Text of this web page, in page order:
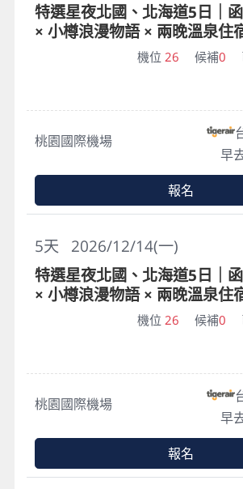
特選星夜北國、北海道5日｜
× 小樽浪漫物語 × 兩晚溫泉住
機位 26 候補0
桃園國際機場
早
報名
2026/12/14(一)
5天
特選星夜北國、北海道5日｜
× 小樽浪漫物語 × 兩晚溫泉住
機位 26 候補0
桃園國際機場
早
報名